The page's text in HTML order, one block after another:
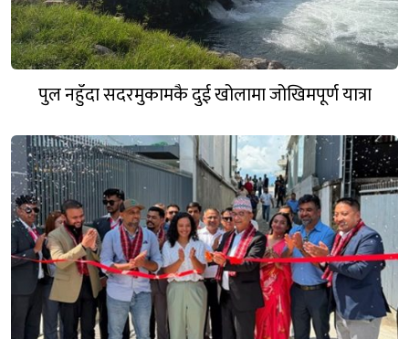
पुल नहुँदा सदरमुकामकै दुई खोलामा जोखिमपूर्ण यात्रा